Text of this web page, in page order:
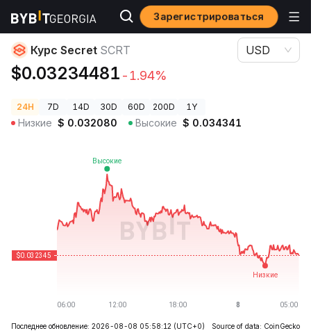
Зарегистрироваться
Цены криптовалют Курс Secret SCRT
Курс Secret SCRT
$0.03234481 -1.94%
USD
24H 7D 14D 30D 60D 200D 1Y
Низкие $ 0.032080 Высокие $ 0.034341
Последнее обновление: 2026-08-08 05:58:12 (UTC+0) Source of data: CoinGecko